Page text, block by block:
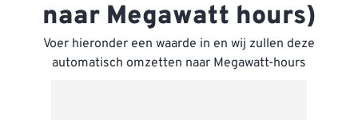
naar Megawatt hours)
Voer hieronder een waarde in en wij zullen deze
automatisch omzetten naar Megawatt-hours